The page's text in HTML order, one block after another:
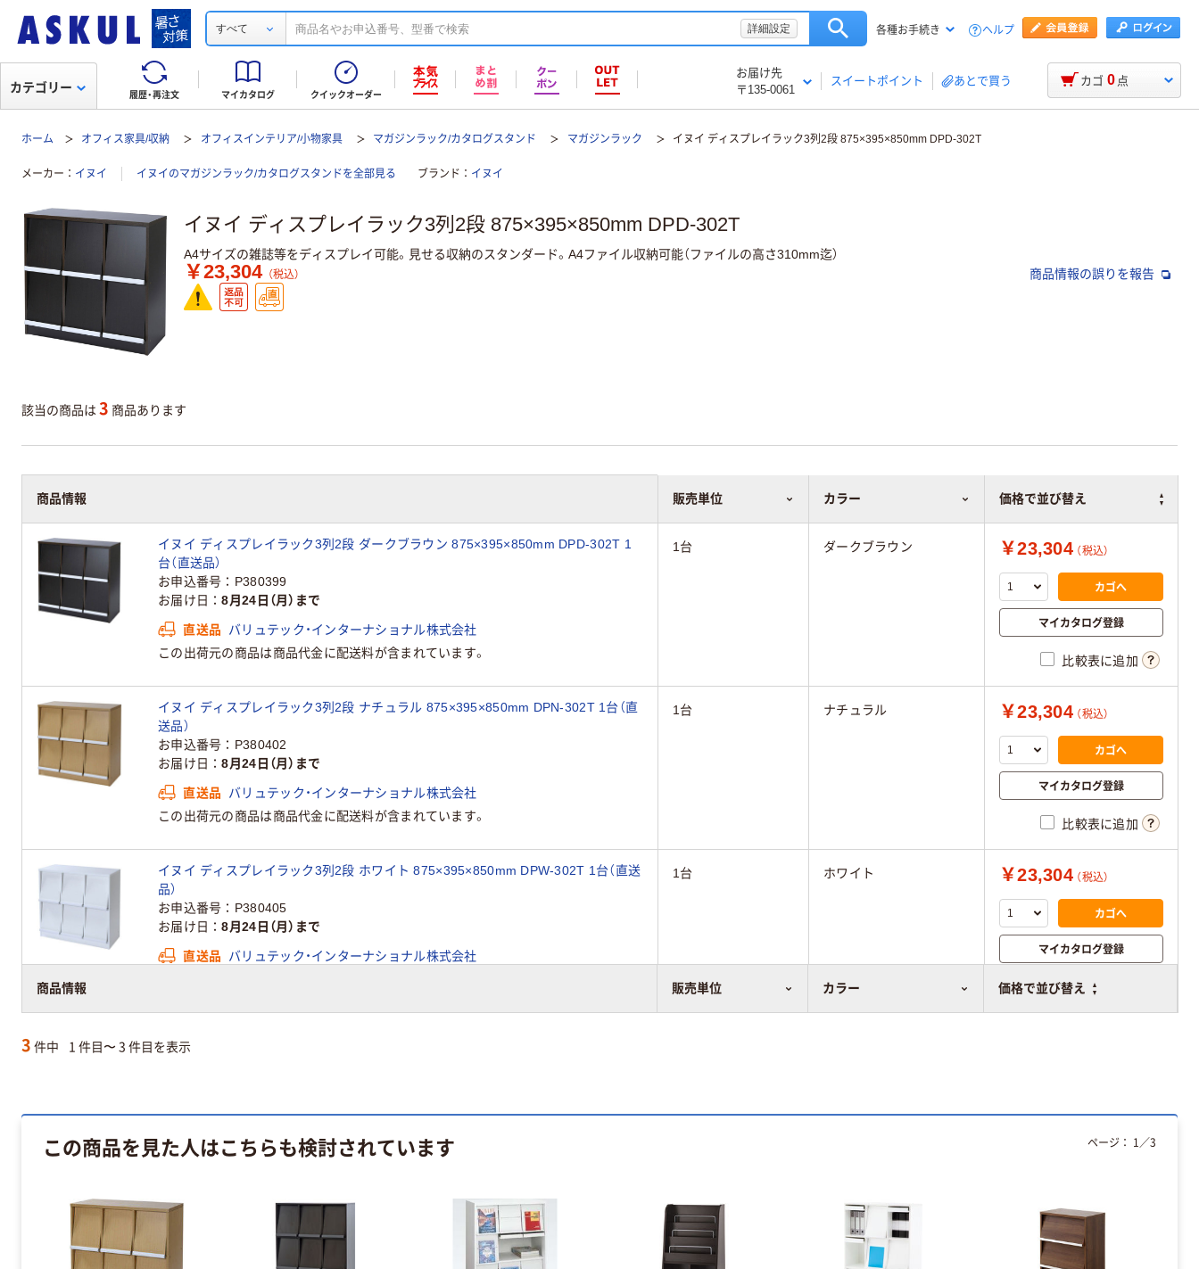
すべて 詳細設定 各種お手続き ヘルプ
履歴・再注文 マイカタログ クイックオーダー
お届け先
〒135-0061
スイートポイント あとで買う
カテゴリー カゴ 0 点
ホーム オフィス家具/収納 オフィスインテリア/小物家具 マガジンラック/カタログスタンド マガジンラック イヌイ ディスプレイラック3列2段 875×395×850mm DPD-302T
メーカー イヌイ イヌイのマガジンラック/カタログスタンドを全部見る ブランド イヌイ
イヌイ ディスプレイラック3列2段 875×395×850mm DPD-302T
A4サイズの雑誌等をディスプレイ可能。見せる収納のスタンダード。A4ファイル収納可能（ファイルの高さ310mm迄）
￥23,304 （税込） 商品情報の誤りを報告
該当の商品は 3 商品あります
商品情報 販売単位 カラー 価格で並び替え
商品情報 販売単位 カラー 価格で並び替え
イヌイ ディスプレイラック3列2段 ダークブラウン 875×395×850mm DPD-302T 1
台（直送品）
お申込番号
P380399
お届け日
8月24日（月）まで
直送品
バリュテック・インターナショナル株式会社
この出荷元の商品は商品代金に配送料が含まれています。
1台 ダークブラウン ￥23,304 （税込）
カゴへ
マイカタログ登録
比較表に追加
イヌイ ディスプレイラック3列2段 ナチュラル 875×395×850mm DPN-302T 1台（直
送品）
お申込番号
P380402
お届け日
8月24日（月）まで
直送品
バリュテック・インターナショナル株式会社
この出荷元の商品は商品代金に配送料が含まれています。
1台 ナチュラル ￥23,304 （税込）
カゴへ
マイカタログ登録
比較表に追加
イヌイ ディスプレイラック3列2段 ホワイト 875×395×850mm DPW-302T 1台（直送
品）
お申込番号
P380405
お届け日
8月24日（月）まで
直送品
バリュテック・インターナショナル株式会社
1台 ホワイト ￥23,304 （税込）
カゴへ
マイカタログ登録
比較表に追加
3 件中 1 件目〜 3 件目を表示
この商品を見た人はこちらも検討されています ページ： 1 ／3